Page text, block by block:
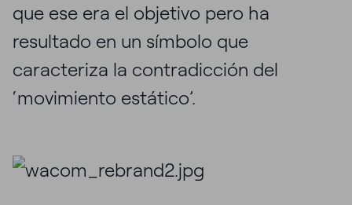
que ese era el objetivo pero ha
resultado en un símbolo que
caracteriza la contradicción del
‘movimiento estático’.